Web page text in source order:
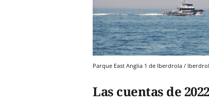
Parque East Anglia 1 de Iberdrola /
Las cuentas de